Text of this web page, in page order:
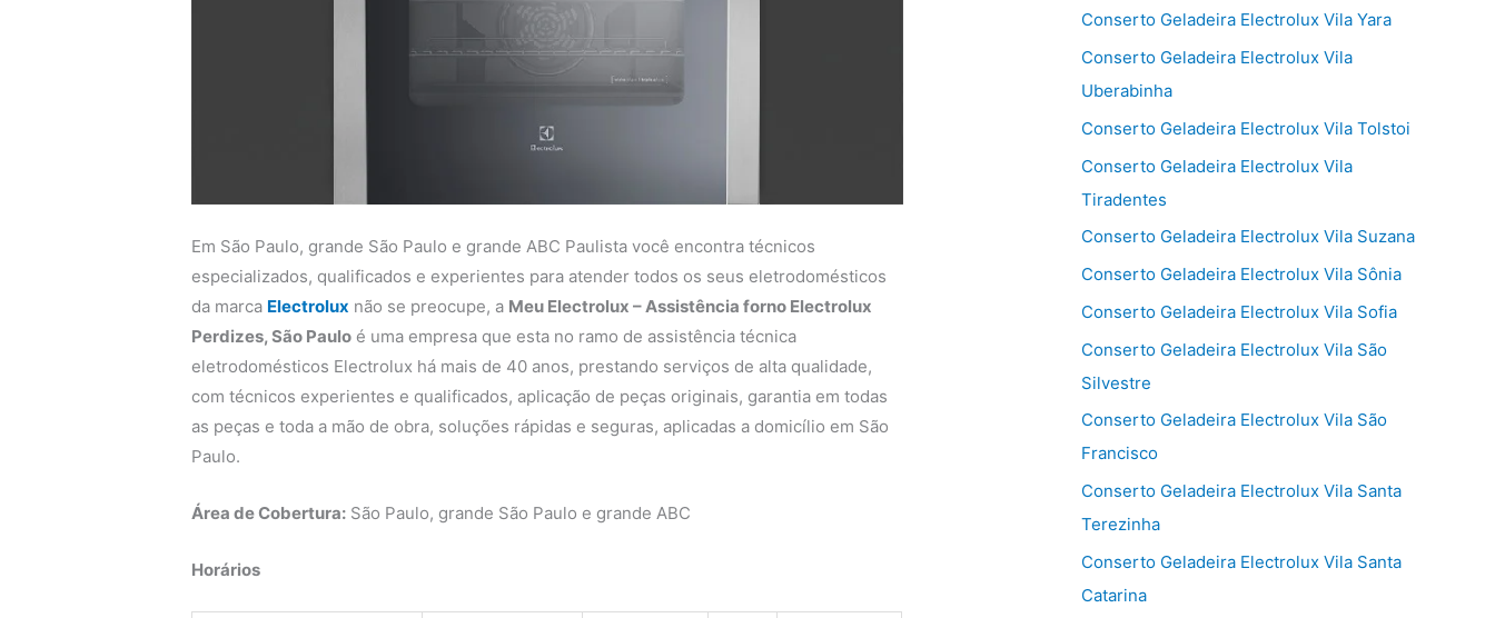
Em São Paulo, grande São Paulo e grande ABC Paulista você encontra técnicos
especializados, qualificados e experientes para atender todos os seus eletrodomésticos
da marca Electrolux não se preocupe, a Meu Electrolux – Assistência forno Electrolux
Perdizes, São Paulo é uma empresa que esta no ramo de assistência técnica
eletrodomésticos Electrolux há mais de 40 anos, prestando serviços de alta qualidade,
com técnicos experientes e qualificados, aplicação de peças originais, garantia em todas
as peças e toda a mão de obra, soluções rápidas e seguras, aplicadas a domicílio em São
Paulo.
Área de Cobertura: São Paulo, grande São Paulo e grande ABC
Horários
Conserto Geladeira Electrolux Vila Yara
Conserto Geladeira Electrolux Vila
Uberabinha
Conserto Geladeira Electrolux Vila Tolstoi
Conserto Geladeira Electrolux Vila
Tiradentes
Conserto Geladeira Electrolux Vila Suzana
Conserto Geladeira Electrolux Vila Sônia
Conserto Geladeira Electrolux Vila Sofia
Conserto Geladeira Electrolux Vila São
Silvestre
Conserto Geladeira Electrolux Vila São
Francisco
Conserto Geladeira Electrolux Vila Santa
Terezinha
Conserto Geladeira Electrolux Vila Santa
Catarina